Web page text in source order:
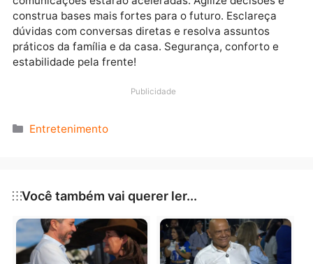
Aquário (21/01 – 19/02)
O amor estará em destaque nesta semana que trará
prazeres diferentes, clima quente e emoções fortes
apoiar os filhos, ou se apaixonar para valer, se
Associações e parcerias de trabalho também
Trabalho e finanças terão andamento positivo nesta
semana, que já começará com boas notícias no
trabalho, motivação e novos focos de interesse. As
comunicações estarão aceleradas. Agilize decisões